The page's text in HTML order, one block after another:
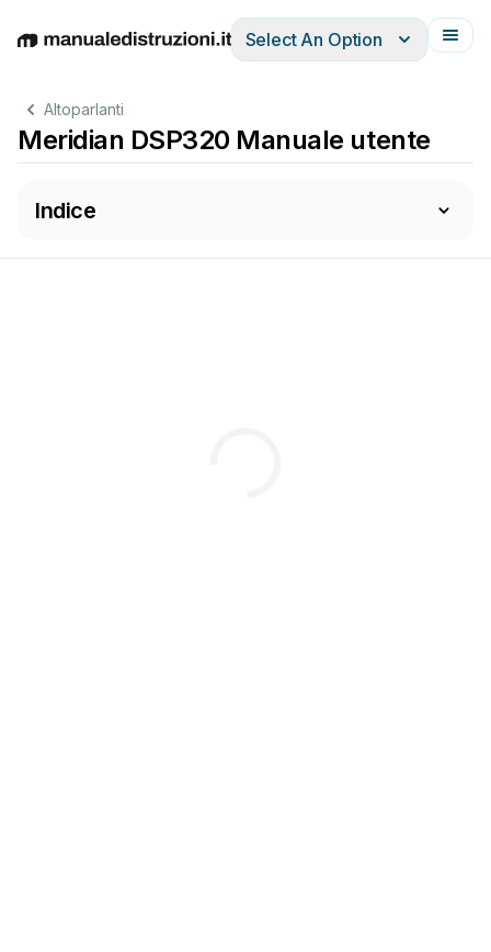
EnglishDeutschEspañolItalianoFrançais
Select An Option
Altoparlanti
Meridian DSP320 Manuale utente
Indice